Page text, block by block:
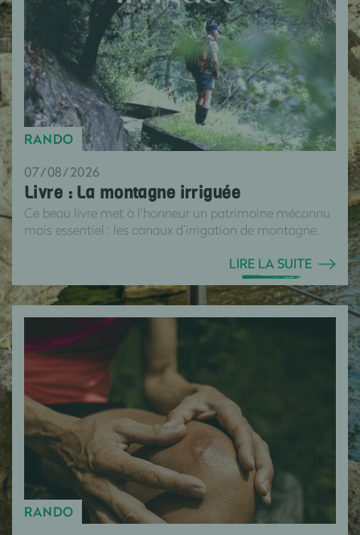
RANDO
07/08/2026
Livre : La montagne irriguée
Ce beau livre met à l’honneur un patrimoine méconnu
mais essentiel : les canaux d’irrigation de montagne.
LIRE LA SUITE
RANDO